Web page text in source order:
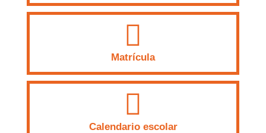
Matrícula
Calendario escolar